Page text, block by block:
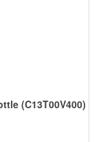
(C13T00V400)